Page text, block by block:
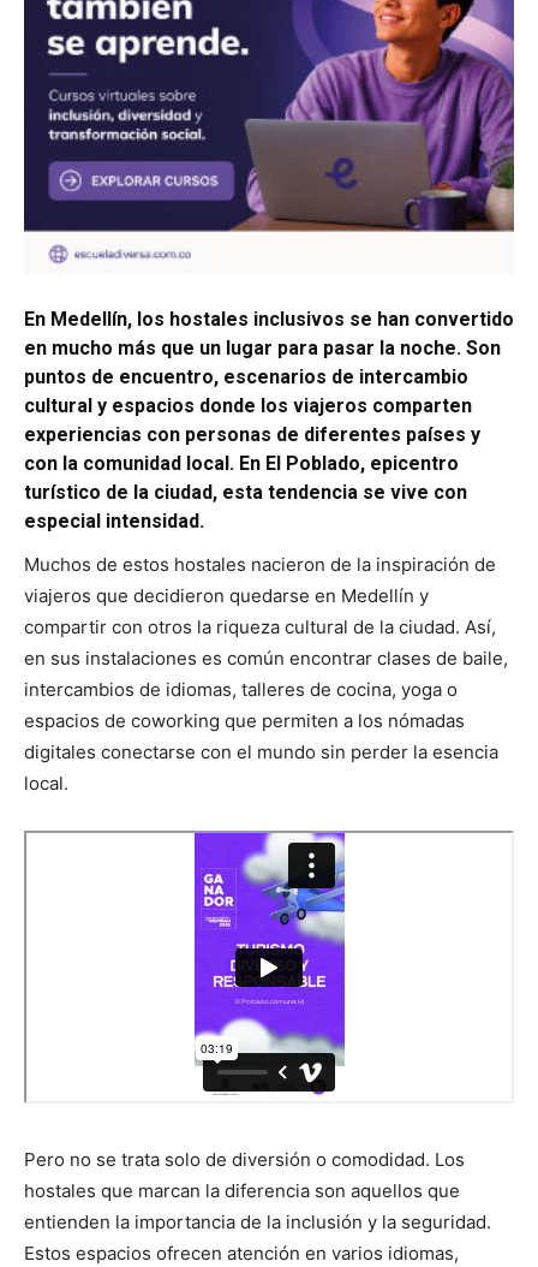
En Medellín, los hostales inclusivos se han convertido
en mucho más que un lugar para pasar la noche. Son
puntos de encuentro, escenarios de intercambio
cultural y espacios donde los viajeros comparten
experiencias con personas de diferentes países y
con la comunidad local. En El Poblado, epicentro
turístico de la ciudad, esta tendencia se vive con
especial intensidad.
Muchos de estos hostales nacieron de la inspiración de
viajeros que decidieron quedarse en Medellín y
compartir con otros la riqueza cultural de la ciudad. Así,
en sus instalaciones es común encontrar clases de baile,
intercambios de idiomas, talleres de cocina, yoga o
espacios de coworking que permiten a los nómadas
digitales conectarse con el mundo sin perder la esencia
local.
Pero no se trata solo de diversión o comodidad. Los
hostales que marcan la diferencia son aquellos que
entienden la importancia de la inclusión y la seguridad.
Estos espacios ofrecen atención en varios idiomas,